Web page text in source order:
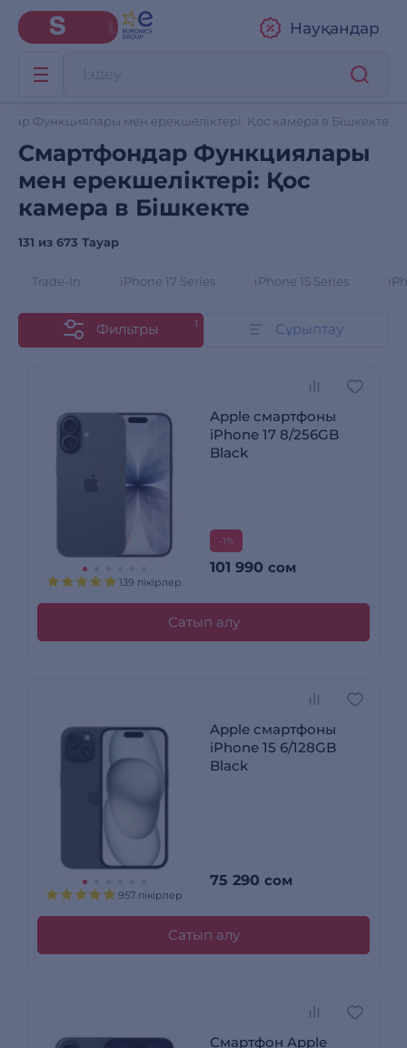
Науқандар
Функциялары мен ерекшеліктері: Қос камера в Бішкекте
Смартфондар Функциялары
мен ерекшеліктері: Қос
камера в Бішкекте
131 из 673 Тауар
Trade-In iPhone 17 Series iPhone 15 Series
Фильтры 1 Сұрыптау
139 пікірлер
Apple смартфоны
iPhone 17 8/256GB
Black
-1%
101 990 сом
Сатып алу
957 пікірлер
Apple смартфоны
iPhone 15 6/128GB
Black
75 290 сом
Сатып алу
Смартфон Apple